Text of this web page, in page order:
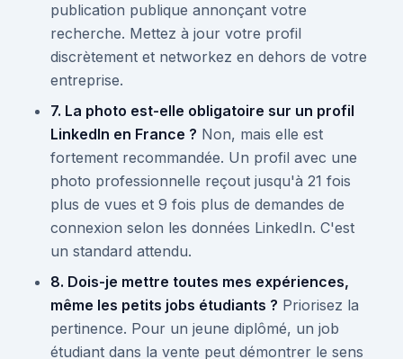
publication publique annonçant votre
recherche. Mettez à jour votre profil
discrètement et networkez en dehors de votre
entreprise.
7. La photo est-elle obligatoire sur un profil
LinkedIn en France ? Non, mais elle est
fortement recommandée. Un profil avec une
photo professionnelle reçout jusqu'à 21 fois
plus de vues et 9 fois plus de demandes de
connexion selon les données LinkedIn. C'est
un standard attendu.
8. Dois-je mettre toutes mes expériences,
même les petits jobs étudiants ? Priorisez la
pertinence. Pour un jeune diplômé, un job
étudiant dans la vente peut démontrer le sens